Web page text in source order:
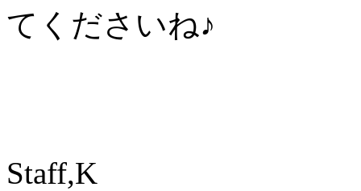
てくださいね♪
Staff,K